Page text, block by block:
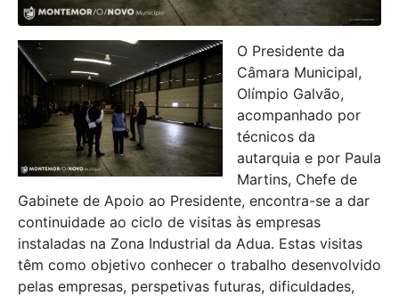
O Presidente da
Câmara Municipal,
Olímpio Galvão,
acompanhado por
técnicos da
autarquia e por Paula
Martins, Chefe de
Gabinete de Apoio ao Presidente, encontra-se a dar
continuidade ao ciclo de visitas às empresas
instaladas na Zona Industrial da Adua. Estas visitas
têm como objetivo conhecer o trabalho desenvolvido
pelas empresas, perspetivas futuras, dificuldades,